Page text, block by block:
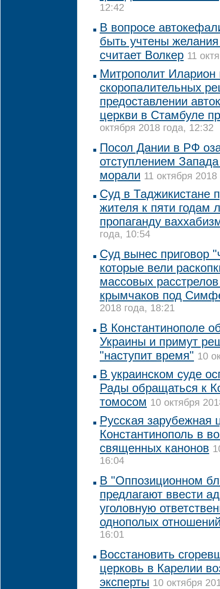
12:42
В вопросе
быть учтены
считает Волкер 11
Митрополит Иларион
скоропалительных
предоставлении
церкви в Стамбуле
октября 2018 года, 12:32
Посол Дании в РФ
отступлением
морали 11 октября
Суд в Таджикистане
жителя к пяти годам
пропаганду
года, 10:54
Суд вынес приговор
которые вели
массовых
крымчаков под
2018 года, 18:21
В Константинополе
Украины и примут
"наступит время" 10
В украинском суде
Рады обращаться к
томосом 10 октября
Русская зарубежная
Константинополь в
священных канонов
16:04
В "Оппозиционном
предлагают ввести
уголовную
однополых
16:01
Восстановить
церковь в Карелии
эксперты 10 октября